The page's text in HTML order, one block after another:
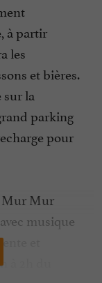
à partir
les
et bières.
sur la
parking
pour
Mur Mur
musique
et
à 2h du